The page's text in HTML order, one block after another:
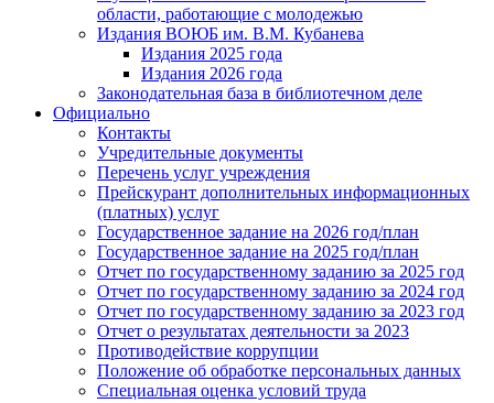
области, работающие с молодежью
Издания ВОЮБ им. В.М. Кубанева
Издания 2025 года
Издания 2026 года
Законодательная база в библиотечном деле
Официально
Контакты
Учредительные документы
Перечень услуг учреждения
Прейскурант дополнительных информационных
(платных) услуг
Государственное задание на 2026 год/план
Государственное задание на 2025 год/план
Отчет по государственному заданию за 2025 год
Отчет по государственному заданию за 2024 год
Отчет по государственному заданию за 2023 год
Отчет о результатах деятельности за 2023
Противодействие коррупции
Положение об обработке персональных данных
Специальная оценка условий труда